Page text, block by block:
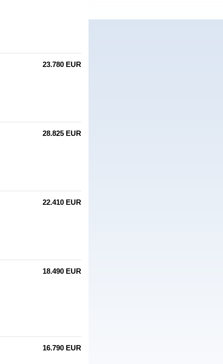
23.780 EUR
28.825 EUR
22.410 EUR
18.490 EUR
16.790 EUR